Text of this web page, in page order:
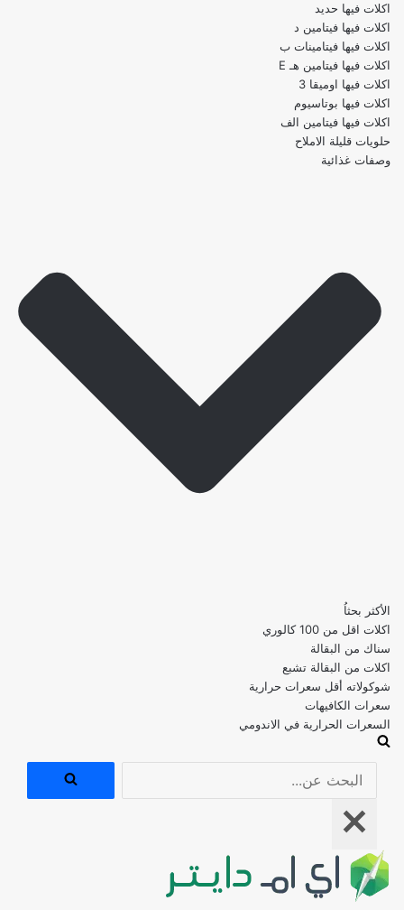
اكلات فيها حديد
اكلات فيها فيتامين د
اكلات فيها فيتامينات ب
اكلات فيها فيتامين هـ E
اكلات فيها اوميقا 3
اكلات فيها بوتاسيوم
اكلات فيها فيتامين الف
حلويات قليلة الاملاح
وصفات غذائية
الأكثر بحثاُ
اكلات اقل من 100 كالوري
اكلات من البقالة تشبع
شوكولاته أقل سعرات حرارية
سعرات الكافيهات
السعرات الحرارية في الاندومي